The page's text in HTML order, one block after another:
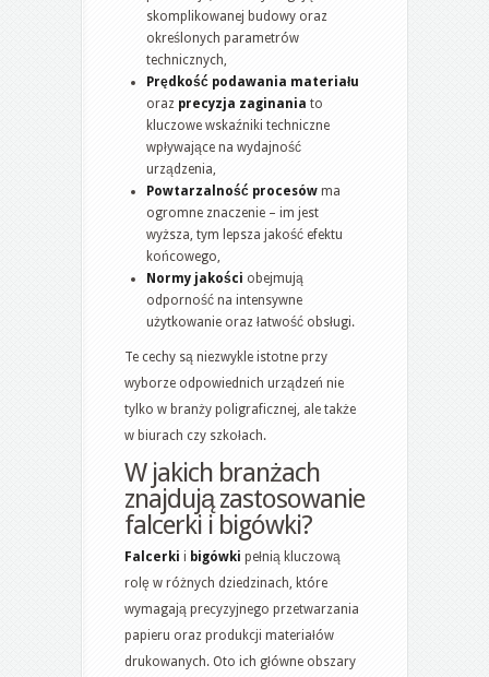
skomplikowanej budowy oraz
określonych parametrów
technicznych,
Prędkość podawania materiału
oraz precyzja zaginania to
kluczowe wskaźniki techniczne
wpływające na wydajność
urządzenia,
Powtarzalność procesów ma
ogromne znaczenie – im jest
wyższa, tym lepsza jakość efektu
końcowego,
Normy jakości obejmują
odporność na intensywne
użytkowanie oraz łatwość obsługi.
Te cechy są niezwykle istotne przy
wyborze odpowiednich urządzeń nie
tylko w branży poligraficznej, ale także
w biurach czy szkołach.
W jakich branżach
znajdują zastosowanie
falcerki i bigówki?
Falcerki i bigówki pełnią kluczową
rolę w różnych dziedzinach, które
wymagają precyzyjnego przetwarzania
papieru oraz produkcji materiałów
drukowanych. Oto ich główne obszary